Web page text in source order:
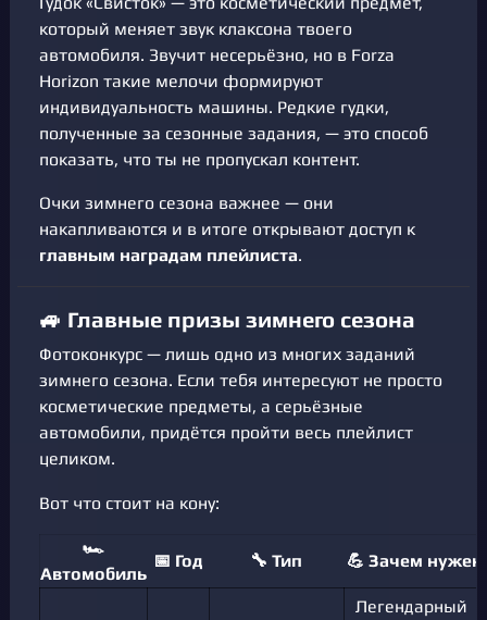
который меняет звук клаксона твоего
автомобиля. Звучит несерьёзно, но в Forza
Horizon такие мелочи формируют
индивидуальность машины. Редкие гудки,
полученные за сезонные задания, — это способ
показать, что ты не пропускал контент.
Очки зимнего сезона важнее — они
накапливаются и в итоге открывают доступ к
главным наградам плейлиста.
🚙 Главные призы зимнего сезона
Фотоконкурс — лишь одно из многих заданий
зимнего сезона. Если тебя интересуют не просто
косметические предметы, а серьёзные
автомобили, придётся пройти весь плейлист
целиком.
Вот что стоит на кону:
🏎️
Автомобиль
📅 Год 🔧 Тип 💪 Зачем нужен
Легендарный